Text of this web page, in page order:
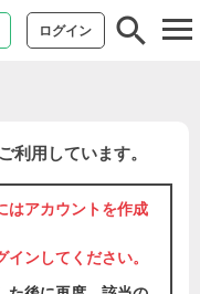
ログイン
利用しています。
はアカウントを作成
インしてください。